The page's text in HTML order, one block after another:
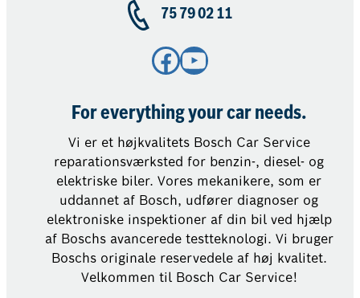
75 79 02 11
Facebook YouTube
For everything your car needs.
Vi er et højkvalitets Bosch Car Service
reparationsværksted for benzin-, diesel- og
elektriske biler. Vores mekanikere, som er
uddannet af Bosch, udfører diagnoser og
elektroniske inspektioner af din bil ved hjælp
af Boschs avancerede testteknologi. Vi bruger
Boschs originale reservedele af høj kvalitet.
Velkommen til Bosch Car Service!